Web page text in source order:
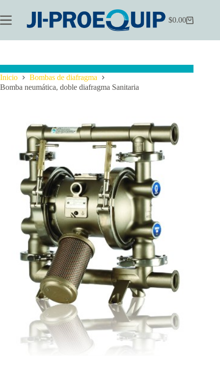
contenido
Carrito
compra
$0.00
Inicio
Bombas de diafragma
Bomba neumática, doble diafragma Sanitaria